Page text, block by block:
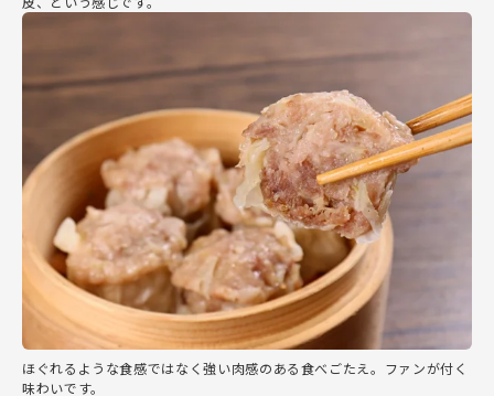
ほぐれるような食感ではなく強い肉感のある食べごたえ。ファンが付く
味わいです。